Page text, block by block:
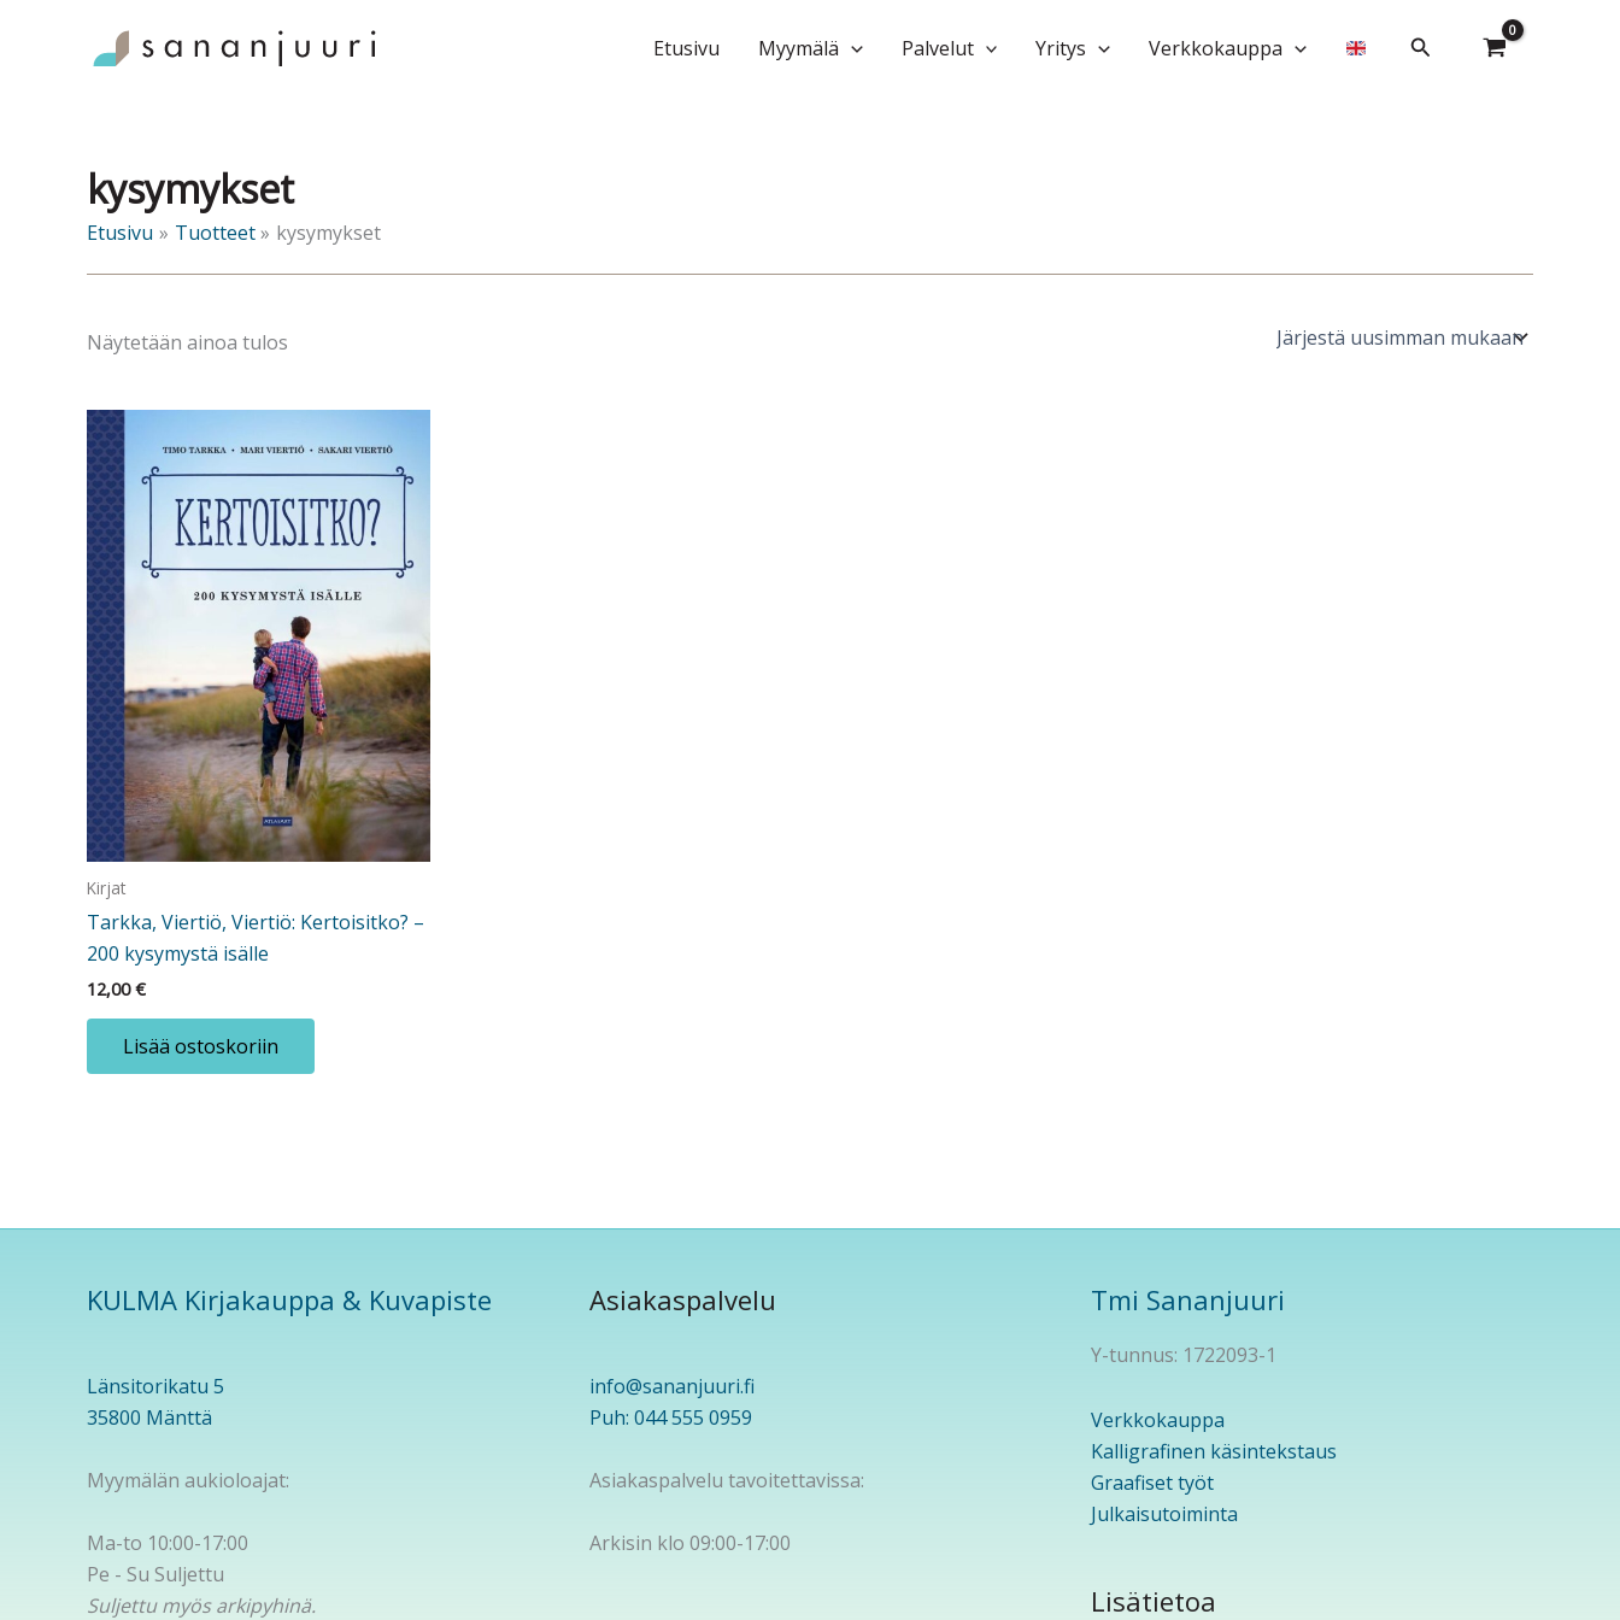
Etusivu Myymälä Palvelut Yritys Verkkokauppa Hae
kysymykset
Etusivu Tuotteet kysymykset
Näytetään ainoa tulos
Kirjat
Tarkka, Viertiö, Viertiö: Kertoisitko? –
200 kysymystä isälle
12,00€
Lisää ostoskoriin
KULMA Kirjakauppa & Kuvapiste
Länsitorikatu 5
35800 Mänttä
Myymälän aukioloajat:
Ma-to 10:00-17:00
Pe - Su Suljettu
Suljettu myös arkipyhinä.
Asiakaspalvelu
info@sananjuuri.fi
Puh: 044 555 0959
Asiakaspalvelu tavoitettavissa:
Arkisin klo 09:00-17:00
Tmi Sananjuuri
Y-tunnus: 1722093-1
Verkkokauppa
Kalligrafinen käsintekstaus
Graafiset työt
Julkaisutoiminta
Lisätietoa